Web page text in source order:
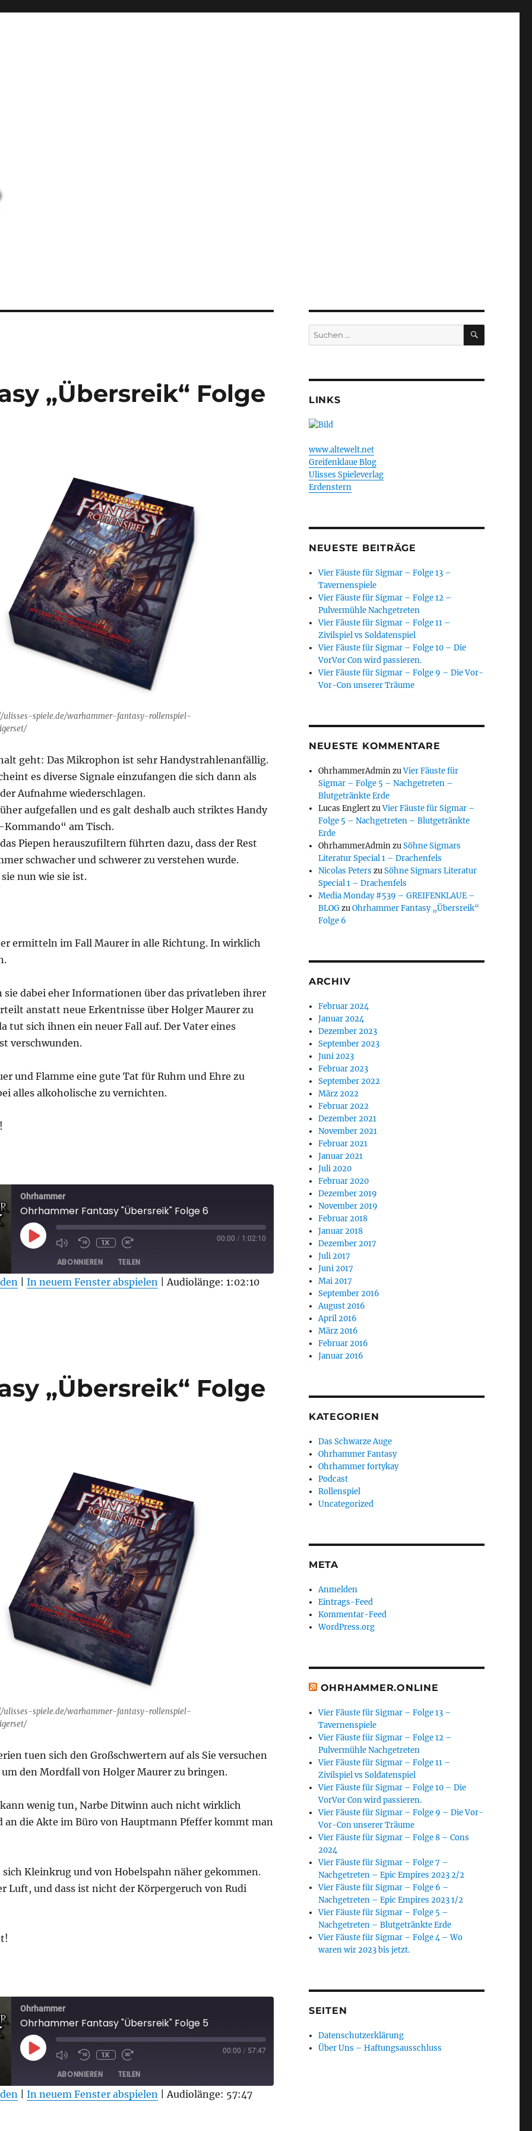
„Übersreik“ Folge
ulisses-spiele.de/warhammer-fantasy-rollenspiel-
geht: Das Mikrophon ist sehr Handystrahlenanfällig.
es diverse Signale einzufangen die sich dann als
Aufnahme wiederschlagen.
aufgefallen und es galt deshalb auch striktes Handy
am Tisch.
Piepen herauszufiltern führten dazu, dass der Rest
schwacher und schwerer zu verstehen wurde.
nun wie sie ist.
ermitteln im Fall Maurer in alle Richtung. In wirklich
sie dabei eher Informationen über das privatleben ihrer
anstatt neue Erkentnisse über Holger Maurer zu
tut sich ihnen ein neuer Fall auf. Der Vater eines
verschwunden.
und Flamme eine gute Tat für Ruhm und Ehre zu
alles alkoholische zu vernichten.
„Übersreik“ Folge 6“
Ohrhammer
Ohrhammer Fantasy "Übersreik" Folge 6
PLAY
EPISODE
1X 00:00 / 1:02:10
ABONNIEREN TEILEN
| In neuem Fenster abspielen|Audiolänge: 1:02:10
„Übersreik“ Folge
ulisses-spiele.de/warhammer-fantasy-rollenspiel-
tuen sich den Großschwertern auf als Sie versuchen
den Mordfall von Holger Maurer zu bringen.
wenig tun, Narbe Ditwinn auch nicht wirklich
an die Akte im Büro von Hauptmann Pfeffer kommt man
Kleinkrug und von Hobelspahn näher gekommen.
Luft, und dass ist nicht der Körpergeruch von Rudi
„Übersreik“ Folge 5“
Ohrhammer
Ohrhammer Fantasy "Übersreik" Folge 5
PLAY
EPISODE
1X 00:00 / 57:47
ABONNIEREN TEILEN
In neuem Fenster abspielen Audiolänge: 57:47
Suchen
nach:
SUCHEN
LINKS
www.altewelt.net
Greifenklaue Blog
Ulisses Spieleverlag
Erdenstern
NEUESTE BEITRÄGE
Vier Fäuste für Sigmar – Folge 13 –
Tavernenspiele
Vier Fäuste für Sigmar – Folge 12 –
Pulvermühle Nachgetreten
Vier Fäuste für Sigmar – Folge 11 –
Zivilspiel vs Soldatenspiel
Vier Fäuste für Sigmar – Folge 10 – Die
VorVor Con wird passieren.
Vier Fäuste für Sigmar – Folge 9 – Die Vor-
Vor-Con unserer Träume
NEUESTE KOMMENTARE
OhrhammerAdminzuVier Fäuste für
Sigmar – Folge 5 – Nachgetreten –
Blutgetränkte Erde
Lucas EnglertzuVier Fäuste für Sigmar –
Folge 5 – Nachgetreten – Blutgetränkte
Erde
OhrhammerAdminzuSöhne Sigmars
Literatur Special 1 – Drachenfels
Nicolas Peters zuSöhne Sigmars Literatur
Special 1 – Drachenfels
Media Monday #539 – GREIFENKLAUE –
BLOGzuOhrhammer Fantasy „Übersreik“
Folge 6
ARCHIV
Februar 2024
Januar 2024
Dezember 2023
September 2023
Juni 2023
Februar 2023
September 2022
März 2022
Februar 2022
Dezember 2021
November 2021
Februar 2021
Januar 2021
Juli 2020
Februar 2020
Dezember 2019
November 2019
Februar 2018
Januar 2018
Dezember 2017
Juli 2017
Juni 2017
Mai 2017
September 2016
August 2016
April 2016
März 2016
Februar 2016
Januar 2016
KATEGORIEN
Das Schwarze Auge
Ohrhammer Fantasy
Ohrhammer fortykay
Podcast
Rollenspiel
Uncategorized
META
Anmelden
Eintrags-Feed
Kommentar-Feed
WordPress.org
OHRHAMMER.ONLINE
Vier Fäuste für Sigmar – Folge 13 –
Tavernenspiele
Vier Fäuste für Sigmar – Folge 12 –
Pulvermühle Nachgetreten
Vier Fäuste für Sigmar – Folge 11 –
Zivilspiel vs Soldatenspiel
Vier Fäuste für Sigmar – Folge 10 – Die
VorVor Con wird passieren.
Vier Fäuste für Sigmar – Folge 9 – Die Vor-
Vor-Con unserer Träume
Vier Fäuste für Sigmar – Folge 8 – Cons
2024
Vier Fäuste für Sigmar – Folge 7 –
Nachgetreten – Epic Empires 2023 2/2
Vier Fäuste für Sigmar – Folge 6 –
Nachgetreten – Epic Empires 2023 1/2
Vier Fäuste für Sigmar – Folge 5 –
Nachgetreten – Blutgetränkte Erde
Vier Fäuste für Sigmar – Folge 4 – Wo
waren wir 2023 bis jetzt.
SEITEN
Datenschutzerklärung
Über Uns – Haftungsausschluss